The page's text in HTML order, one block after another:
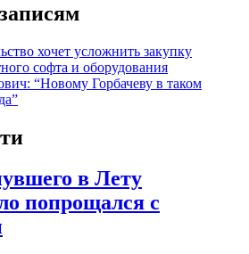
хочет усложнить закупку
софта и оборудования
“Новому Горбачеву в таком
в Лету
попрощался с